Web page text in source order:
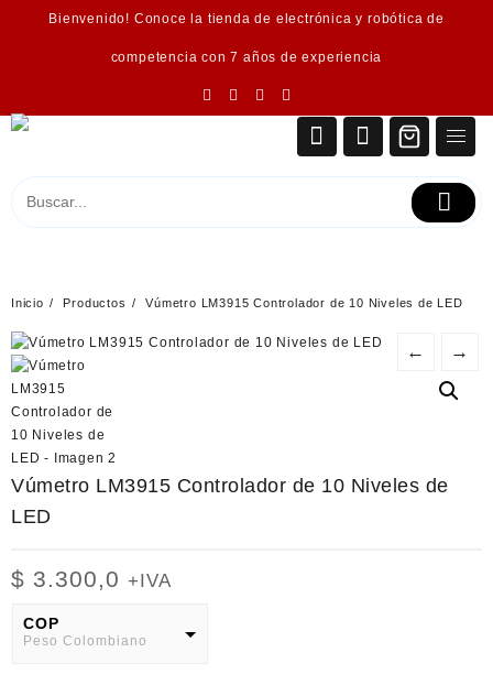
Bienvenido! Conoce la tienda de electrónica y robótica de
competencia con 7 años de experiencia
Inicio Productos Vúmetro LM3915 Controlador de 10 Niveles de LED
← →
Vúmetro LM3915 Controlador de 10 Niveles de
LED
$ 3.300,0 +IVA
COP
Peso Colombiano